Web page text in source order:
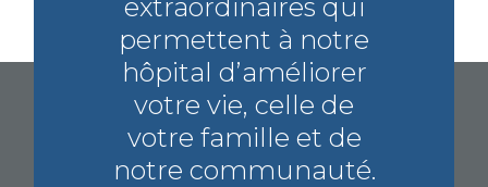
extraordinaires qui
permettent à notre
hôpital d’améliorer
votre vie, celle de
votre famille et de
notre communauté.